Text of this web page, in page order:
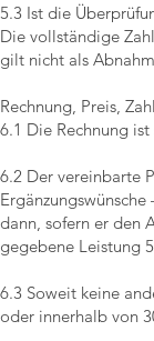
5.3 Ist die
Die vollständige
gilt nicht als
Rechnung, Preis,
6.1 Die Rechnung
6.2 Der vereinbarte
dann, sofern er den
gegebene Leistung
6.3 Soweit keine
oder innerhalb von